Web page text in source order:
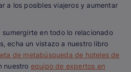
a los posibles viajeros y aumentar
en todo lo relacionado
echa un vistazo a nuestro libro
de metabúsqueda de hoteles de
nuestro equipo de expertos en